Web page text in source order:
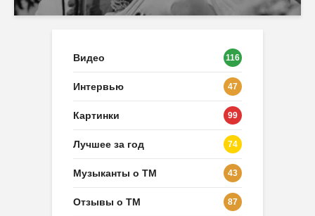
Видео 116
Интервью 47
Картинки 99
Лучшее за год 74
Музыканты о ТМ 43
Отзывы о ТМ 87